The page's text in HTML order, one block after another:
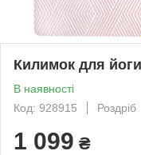
Килимок для
В наявності
Код: 928915
Роздріб
1 099 ₴